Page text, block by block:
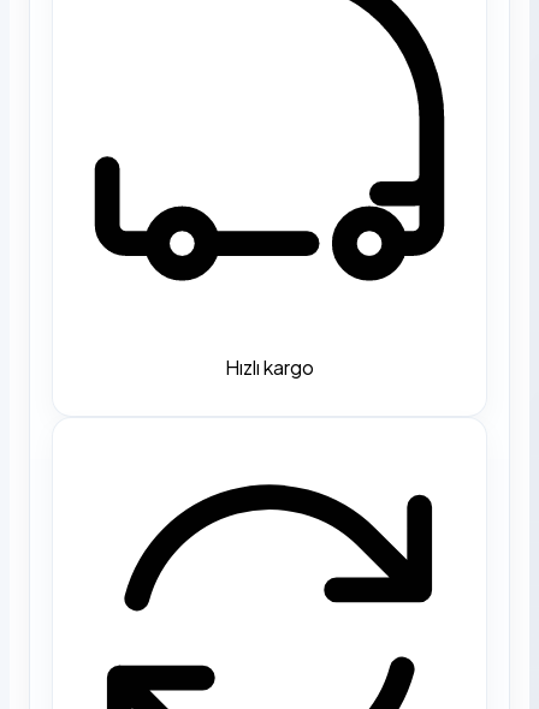
Hızlı kargo